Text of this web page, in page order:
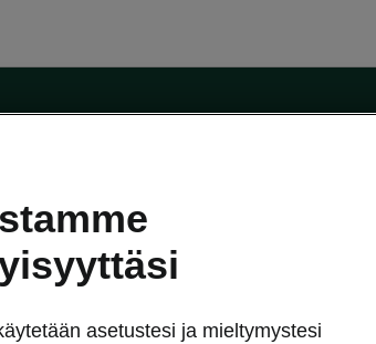
Škoda Shop
Avustinjärjestelmät
asetustesi ja mieltymystesi